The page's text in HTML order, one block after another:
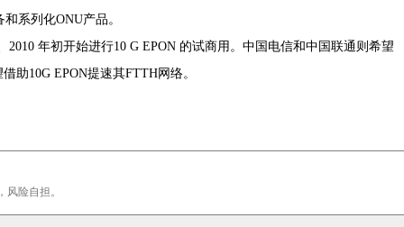
系列化ONU产品。
年初开始进行10 G EPON 的试商用。中国电信和中国联通则希望
助10G EPON提速其FTTH网络。
险自担。